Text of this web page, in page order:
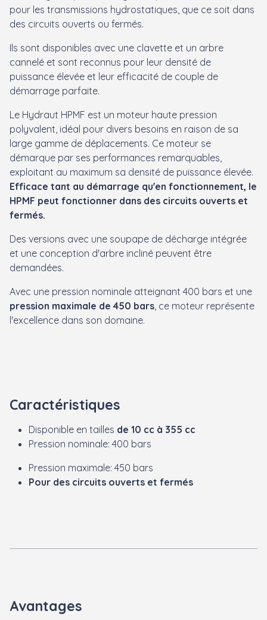
pour les transmissions hydrostatiques, que ce soit dans
des circuits ouverts ou fermés.
Ils sont disponibles avec une clavette et un arbre
cannelé et sont reconnus pour leur densité de
puissance élevée et leur efficacité de couple de
démarrage parfaite.
Le Hydraut HPMF est un moteur haute pression
polyvalent, idéal pour divers besoins en raison de sa
large gamme de déplacements. Ce moteur se
démarque par ses performances remarquables,
exploitant au maximum sa densité de puissance élevée.
Efficace tant au démarrage qu'en fonctionnement, le
HPMF peut fonctionner dans des circuits ouverts et
fermés.
Des versions avec une soupape de décharge intégrée
et une conception d'arbre incliné peuvent être
demandées.
Avec une pression nominale atteignant 400 bars et une
pression maximale de 450 bars , ce moteur représente
l'excellence dans son domaine.
Caractéristiques
Disponible en tailles de 10 cc à 355 cc
Pression nominale: 400 bars
Pression maximale: 450 bars
Pour des circuits ouverts et fermés
Avantages